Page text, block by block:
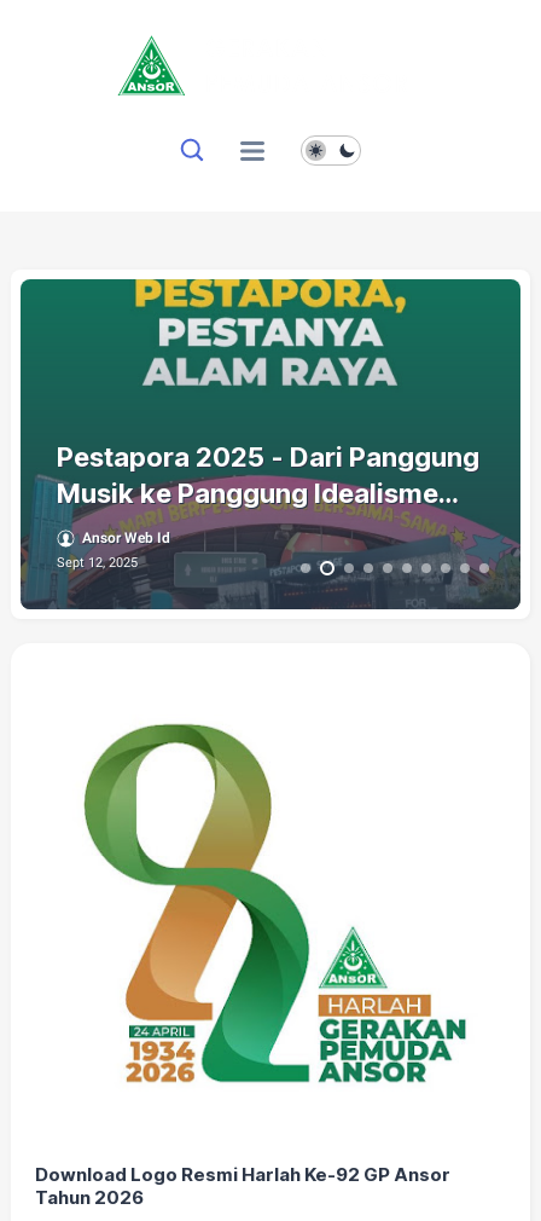
Pestapora 2025 - Dari Panggung
Musik ke Panggung Idealisme
dan Krisis Iklim
Ansor Web Id
Sept 12, 2025
Download Logo Resmi Harlah Ke-92 GP Ansor
Tahun 2026